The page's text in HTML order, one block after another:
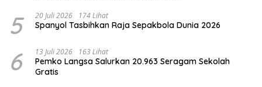
5 20 Juli 2026 174 Lihat
Spanyol Tasbihkan Raja Sepakbola Dunia 2026
6 13 Juli 2026 163 Lihat
Pemko Langsa Salurkan 20.963 Seragam Sekolah
Gratis